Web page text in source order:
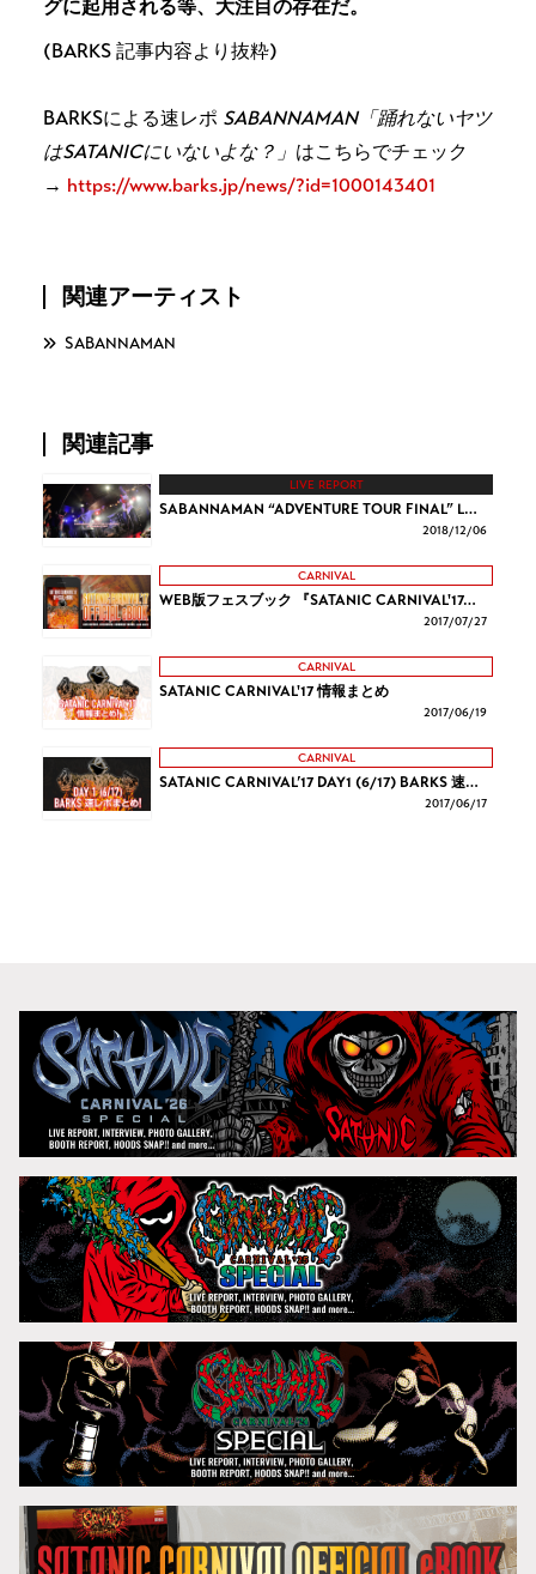
グに起用される等、大注目の存在だ。
(BARKS 記事内容より抜粋)
BARKSによる速レポ SABANNAMAN「踊れないヤツ
はSATANICにいないよな？」 はこちらでチェック
→ https://www.barks.jp/news/?id=1000143401
関連アーティスト
SABANNAMAN
関連記事
LIVE REPORT
SABANNAMAN “ADVENTURE TOUR FINAL” L…
2018/12/06
CARNIVAL
WEB版フェスブック 『SATANIC CARNIVAL'17…
2017/07/27
CARNIVAL
SATANIC CARNIVAL'17 情報まとめ
2017/06/19
CARNIVAL
SATANIC CARNIVAL’17 DAY1 (6/17) BARKS 速…
2017/06/17